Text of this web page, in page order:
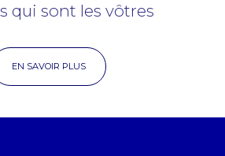
qui sont les vôtres
EN SAVOIR PLUS